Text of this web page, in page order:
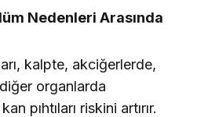
Nedenleri Arasında
kalpte, akciğerlerde,
organlarda
pıhtıları riskini artırır.